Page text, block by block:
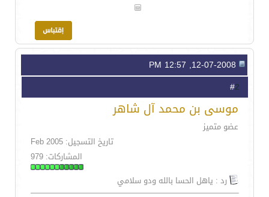
2
موسى بن محمد آل شاهر
عضو متميز
تاريخ التسجيل: Feb 2005
المشاركات: 979
رد : ياهل الحسا بالله ودو سلامي